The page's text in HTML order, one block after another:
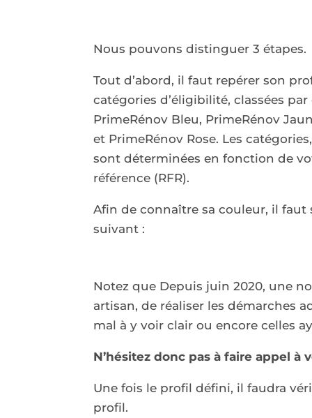
Nous pouvons distinguer 3 étapes.
Tout d’abord, il faut repérer son
catégories d’éligibilité, classées par
PrimeRénov Bleu, PrimeRénov
et PrimeRénov Rose. Les
sont déterminées en fonction de
référence (RFR).
Afin de connaître sa couleur, il faut
suivant :
Notez que Depuis juin 2020, une
artisan, de réaliser les démarches
mal à y voir clair ou encore celles
N’hésitez donc pas à faire appel
Une fois le profil défini, il faudra
profil.